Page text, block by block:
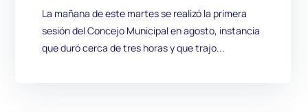
La mañana de este martes se realizó la primera
sesión del Concejo Municipal en agosto, instancia
que duró cerca de tres horas y que trajo...